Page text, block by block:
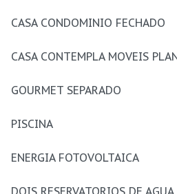
CASA CONDOMINIO FECHADO
CASA CONTEMPLA MOVEIS
GOURMET SEPARADO
PISCINA
ENERGIA FOTOVOLTAICA